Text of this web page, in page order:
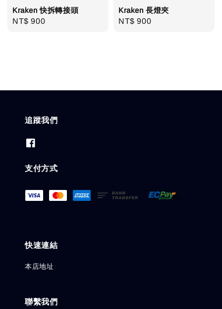
Kraken 快拆轉接頭
Regular
NT$ 900
Kraken 長燈夾
Regular
NT$ 900
追蹤我們
支付方式
快速連結
本店地址
聯繫我們